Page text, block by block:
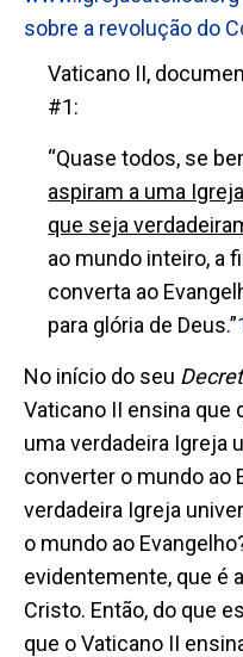
sobre a revolução do
Vaticano II,
#1:
“Quase todos, se
aspiram a uma Igreja
que seja
ao mundo inteiro, a
converta ao
para glória de Deus.”
No início do seu De
Vaticano II ensina que
uma verdadeira Igreja
converter o mundo ao
verdadeira Igreja
o mundo ao
evidentemente, que é
Cristo. Então, do que
que o Vaticano II